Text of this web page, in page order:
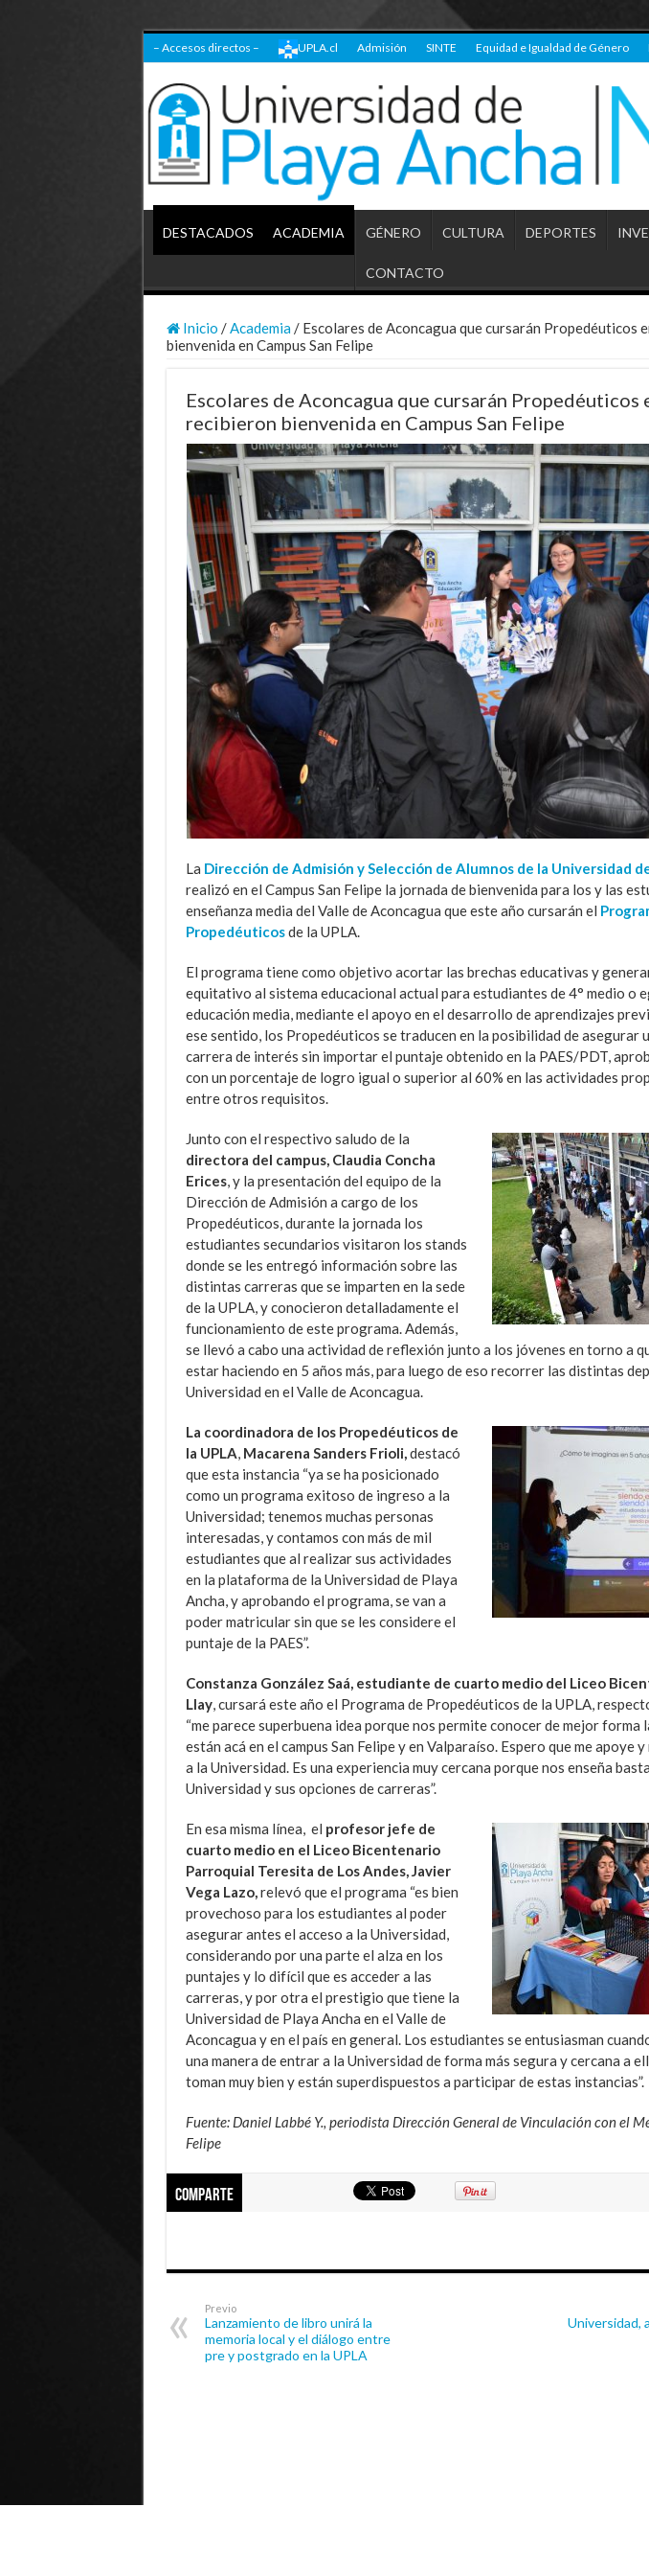
– Accesos directos – UPLA.cl Admisión SINTE Equidad e Igualdad de Género
DESTACADOS ACADEMIA GÉNERO CULTURA DEPORTES
CONTACTO
Inicio / Academia / Escolares de Aconcagua que cursarán Propedéuticos
bienvenida en Campus San Felipe
Escolares de Aconcagua que cursarán Propedéuticos
recibieron bienvenida en Campus San Felipe
La Dirección de Admisión y Selección de Alumnos de la Universidad
realizó en el Campus San Felipe la jornada de bienvenida para los y las
enseñanza media del Valle de Aconcagua que este año cursarán el
Propedéuticosde la UPLA.
El programa tiene como objetivo acortar las brechas educativas y
equitativo al sistema educacional actual para estudiantes de 4° medio o
educación media, mediante el apoyo en el desarrollo de aprendizajes
ese sentido, los Propedéuticos se traducen en la posibilidad de asegurar
carrera de interés sin importar el puntaje obtenido en la PAES/PDT,
con un porcentaje de logro igual o superior al 60% en las actividades
entre otros requisitos.
Junto con el respectivo saludo de la
directora del campus, Claudia Concha
Erices, y la presentación del equipo de la
Dirección de Admisión a cargo de los
Propedéuticos, durante la jornada los
estudiantes secundarios visitaron los stands
donde se les entregó información sobre las
distintas carreras que se imparten en la sede
de la UPLA, y conocieron detalladamente el
funcionamiento de este programa. Además,
se llevó a cabo una actividad de reflexión junto a los jóvenes en torno a
estar haciendo en 5 años más, para luego de eso recorrer las distintas
Universidad en el Valle de Aconcagua.
La coordinadora de los Propedéuticos de
la UPLA Macarena Sanders Frioli, destacó
que esta instancia “ya se ha posicionado
como un programa exitoso de ingreso a la
Universidad; tenemos muchas personas
interesadas, y contamos con más de mil
estudiantes que al realizar sus actividades
en la plataforma de la Universidad de Playa
Ancha, y aprobando el programa, se van a
poder matricular sin que se les considere el
puntaje de la PAES”.
Constanza González Saá, estudiante de cuarto medio del Liceo
Llay, cursará este año el Programa de Propedéuticos de la UPLA,
“me parece superbuena idea porque nos permite conocer de mejor forma
están acá en el campus San Felipe y en Valparaíso. Espero que me apoye
a la Universidad. Es una experiencia muy cercana porque nos enseña
Universidad y sus opciones de carreras”.
En esa misma línea, el profesor jefe de
cuarto medio en el Liceo Bicentenario
Parroquial Teresita de Los Andes, Javier
Vega Lazo, relevó que el programa “es bien
provechoso para los estudiantes al poder
asegurar antes el acceso a la Universidad,
considerando por una parte el alza en los
puntajes y lo difícil que es acceder a las
carreras, y por otra el prestigio que tiene la
Universidad de Playa Ancha en el Valle de
Aconcagua y en el país en general. Los estudiantes se entusiasman
una manera de entrar a la Universidad de forma más segura y cercana a
toman muy bien y están superdispuestos a participar de estas instancias”.
Fuente: Daniel Labbé Y., periodista Dirección General de Vinculación con el
Felipe
Comparte
Previo
Lanzamiento de libro unirá la
memoria local y el diálogo entre
pre y postgrado en la UPLA
Universidad,